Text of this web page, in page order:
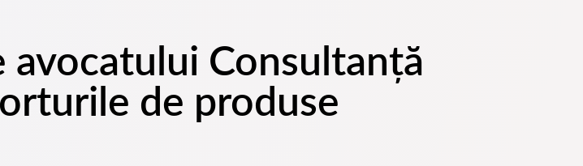
avocatului Consultanță
de produse